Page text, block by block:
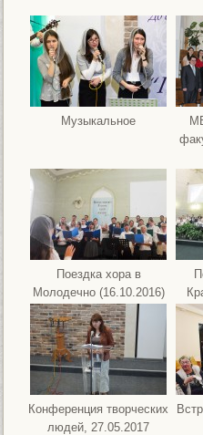
Музыкальное
Поездка хора в
Молодечно (16.10.2016)
Конференция творческих
людей, 27.05.2017